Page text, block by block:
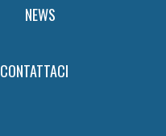
NEWS
CONTATTACI